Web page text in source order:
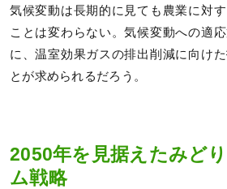
気候変動は長期的に見ても農業に対
ことは変わらない。気候変動への適
に、温室効果ガスの排出削減に向け
とが求められるだろう。
2050年を見据えたみど
ム戦略